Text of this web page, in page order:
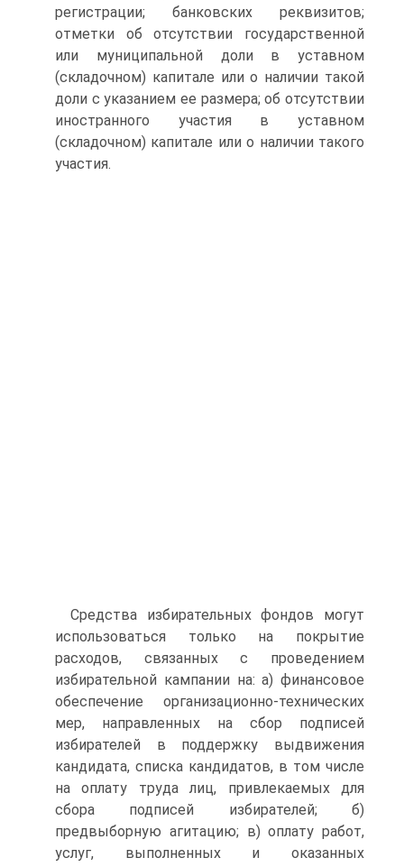
регистрации; банковских реквизитов;
отметки об отсутствии государственной
или муниципальной доли в уставном
(складочном) капитале или о наличии такой
доли с указанием ее размера; об отсутствии
иностранного участия в уставном
(складочном) капитале или о наличии такого
участия.
Средства избирательных фондов могут
использоваться только на покрытие
расходов, связанных с проведением
избирательной кампании на: а) финансовое
обеспечение организационно-технических
мер, направленных на сбор подписей
избирателей в поддержку выдвижения
кандидата, списка кандидатов, в том числе
на оплату труда лиц, привлекаемых для
сбора подписей избирателей; б)
предвыборную агитацию; в) оплату работ,
услуг, выполненных и оказанных